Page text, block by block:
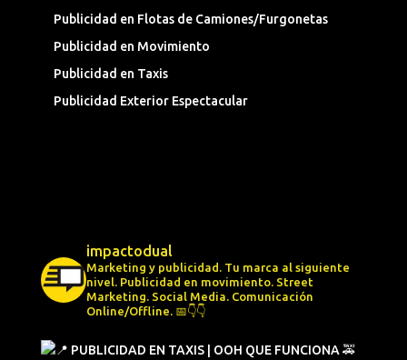
Publicidad en Flotas de Camiones/Furgonetas
Publicidad en Movimiento
Publicidad en Taxis
Publicidad Exterior Espectacular
impactodual
Marketing y publicidad. Tu marca al siguiente
nivel. Publicidad en movimiento. Street
Marketing. Social Media. Comunicación
Online/Offline. 📅👇👇